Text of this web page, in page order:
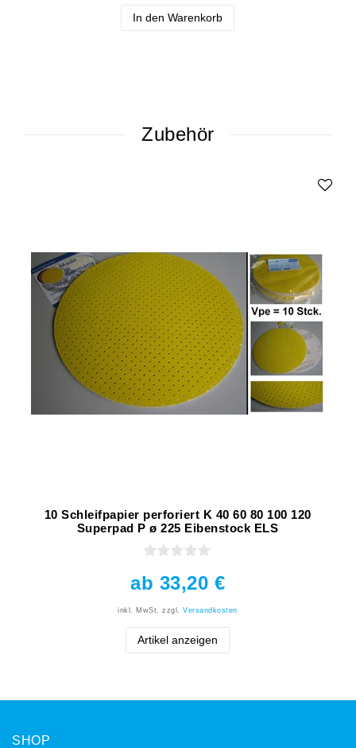
In den Warenkorb
Zubehör
10 Schleifpapier perforiert K 40 60 80 100 120
Superpad P ø 225 Eibenstock ELS
ab 33,20 €
inkl. MwSt. zzgl.Versandkosten
Artikel anzeigen
SHOP